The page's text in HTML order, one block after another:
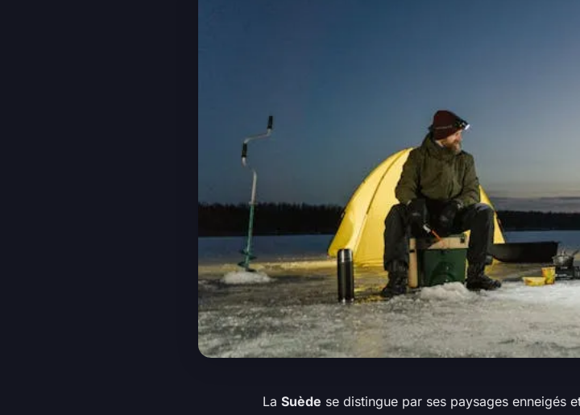
La Suède se distingue par ses paysages enneigés